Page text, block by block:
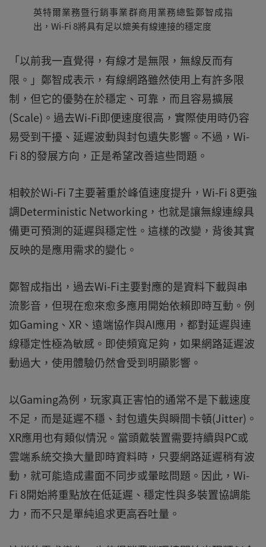
英特爾業務暨行銷事業群商用業務總監鄭智成指
出，Wi-Fi 8將具有足以媲美有線連接的穩定度
「以前我一直覺得，有線才是無限，無線反而有
限。」鄭智成表示，有線網路雖然使用上有許多限
制，但它的優勢在於穩定、可靠，而且容易擴展
(Scale)。過去Wi-Fi即便速度很高，實際使用時仍容
易受到干擾、延遲波動與封包遺失影響。不過，Wi-
Fi 8的發展方向，正是希望改善這些問題。
相較於Wi-Fi 7主要著重於峰值速度提升，Wi-Fi 8更強
調Deterministic Networking，也就是讓無線連線具
備更可預測的延遲與穩定性。這樣的改變，背後其實
反映的是應用需求的變化。
鄭智成指出，過去Wi-Fi主要對應的是資料下載與串
流影音，但現在愈來愈多應用開始依賴即時互動。例
如Gaming、XR、遠端協作與AI應用，都對延遲與連
線穩定性極為敏感。即使頻寬足夠，如果網路延遲波
動過大，使用體驗仍然會受到明顯影響。
以Gaming為例，玩家真正害怕的通常不是下載速度
不足，而是延遲不穩、封包遺失與瞬間卡頓(Jitter)。
XR應用也有類似情況。當頭戴裝置需要持續與PC或
雲端系統交換大量即時資料時，只要網路延遲稍有波
動，就可能造成畫面不同步或暈眩問題。因此，Wi-
Fi 8開始將重點放在低延遲、穩定性與多裝置協調能
力，而不只是單純追求更高吞吐量。